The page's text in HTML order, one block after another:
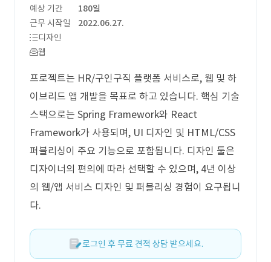
예상 기간
180일
근무 시작일
2022.06.27.
디자인
웹
프로젝트는 HR/구인구직 플랫폼 서비스로, 웹 및 하
이브리드 앱 개발을 목표로 하고 있습니다. 핵심 기술
스택으로는 Spring Framework와 React
Framework가 사용되며, UI 디자인 및 HTML/CSS
퍼블리싱이 주요 기능으로 포함됩니다. 디자인 툴은
디자이너의 편의에 따라 선택할 수 있으며, 4년 이상
의 웹/앱 서비스 디자인 및 퍼블리싱 경험이 요구됩니
다.
로그인 후 무료 견적 상담 받으세요.